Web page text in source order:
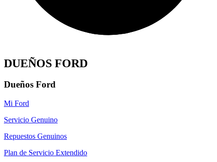
DUEÑOS FORD
Dueños Ford
Mi Ford
Servicio Genuino
Repuestos Genuinos
Plan de Servicio Extendido